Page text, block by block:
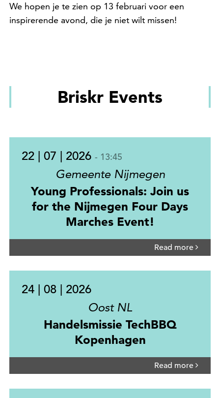
We hopen je te zien op 13 februari voor een
inspirerende avond, die je niet wilt missen!
Briskr Events
22 | 07 | 2026 - 13:45
Gemeente Nijmegen
Young Professionals: Join us
for the Nijmegen Four Days
Marches Event!
Read more
24 | 08 | 2026
Oost NL
Handelsmissie TechBBQ
Kopenhagen
Read more